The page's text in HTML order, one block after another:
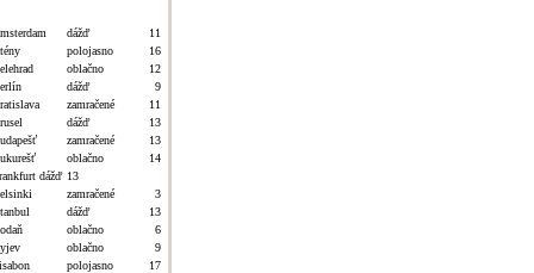
dážď
11
polojasno
16
oblačno
12
dážď
9
zamračené
11
dážď
13
zamračené
13
oblačno
14
dážď 13
zamračené
3
dážď
13
oblačno
6
oblačno
9
polojasno
17